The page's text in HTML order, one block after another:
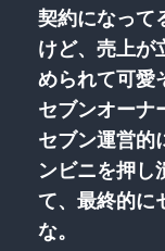
契約になって
けど、売上が
められて可愛
セブンオーナ
セブン運営的
ンビニを押し
て、最終的に
な。